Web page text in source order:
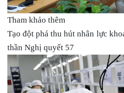
Tham khảo thêm
Tạo đột phá thu hút nhân lực
thần Nghị quyết 57